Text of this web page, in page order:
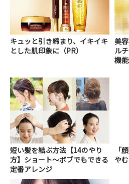
キュッと引き締まり、イキイキ
とした肌印象に（PR）
美
ル
機
短い髪を結ぶ方法【14のやり
方】ショート～ボブでもできる
定番アレンジ
「
や